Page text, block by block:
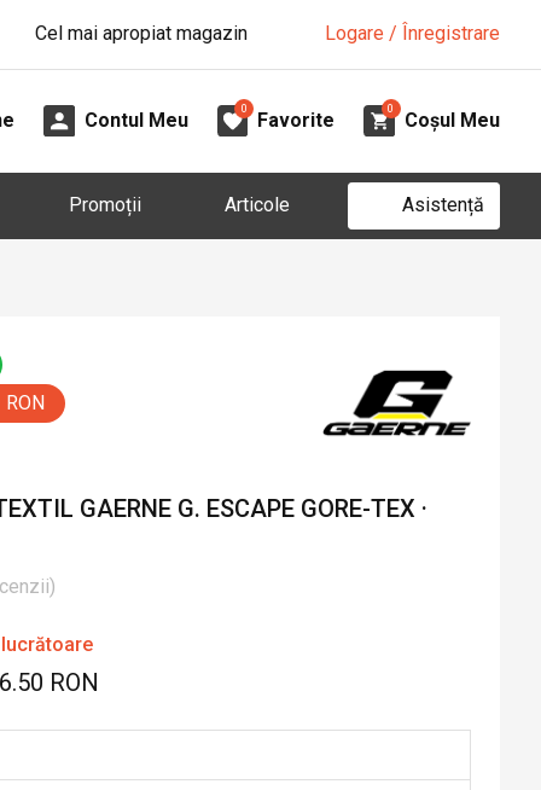
Cel mai apropiat magazin Logare / Înregistrare
Contul Meu
0
Favorite
0
Coșul Meu
Promoții Articole Asistență
GAERNE G. ESCAPE GORE-TEX ·
)
RON